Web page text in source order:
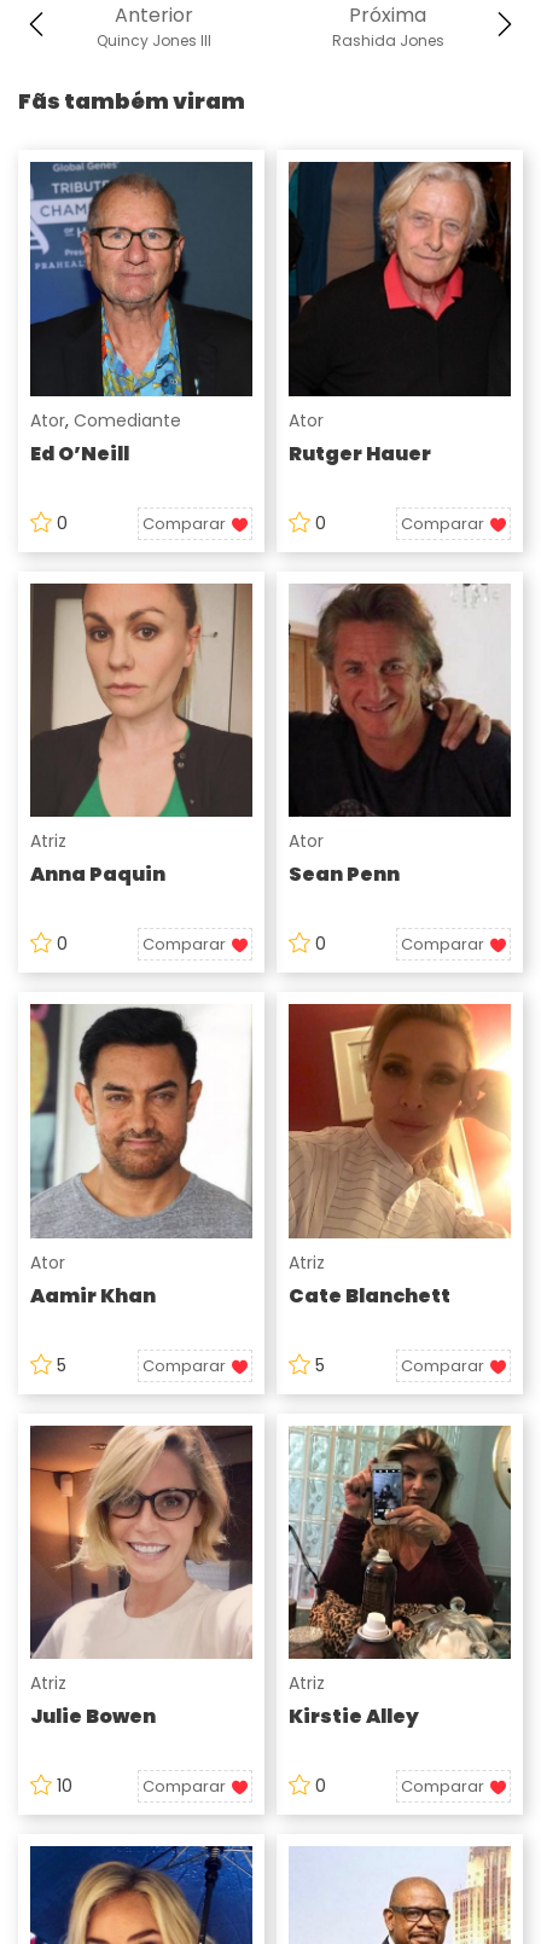
Próxima
Rashida Jones
Anterior
Quincy Jones III
Fãs também viram
Ator, Comediante
Ed O’Neill
0 Comparar
Ator
Rutger Hauer
0 Comparar
Atriz
Anna Paquin
0 Comparar
Ator
Sean Penn
0 Comparar
Ator
Aamir Khan
5 Comparar
Atriz
Cate Blanchett
5 Comparar
Atriz
Julie Bowen
10 Comparar
Atriz
Kirstie Alley
0 Comparar